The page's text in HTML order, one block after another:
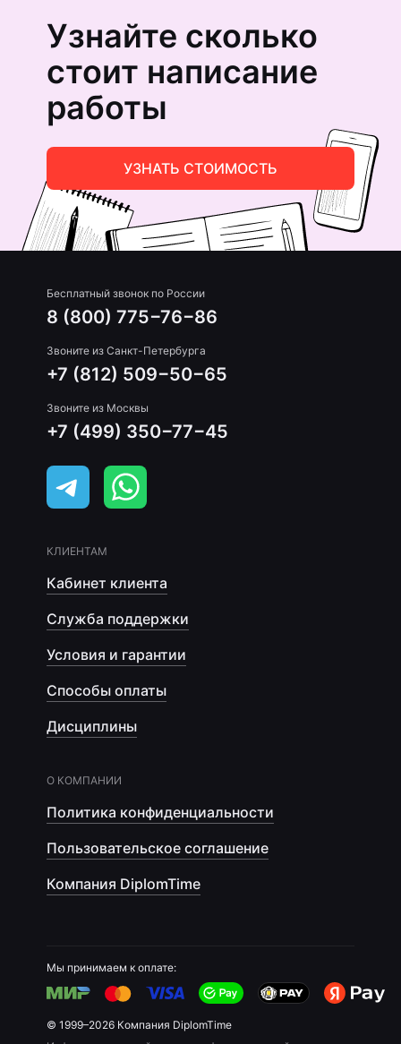
Узнайте сколько
стоит написание
работы
УЗНАТЬ СТОИМОСТЬ
Бесплатный звонок по России
8 (800) 775−76−86
Звоните из Санкт-Петербурга
+7 (812) 509−50−65
Звоните из Москвы
+7 (499) 350−77−45
КЛИЕНТАМ
Кабинет клиента
Служба поддержки
Условия и гарантии
Способы оплаты
Дисциплины
О КОМПАНИИ
Политика конфиденциальности
Пользовательское соглашение
Компания DiplomTime
Мы принимаем к оплате:
© 1999–2026 Компания DiplomTime